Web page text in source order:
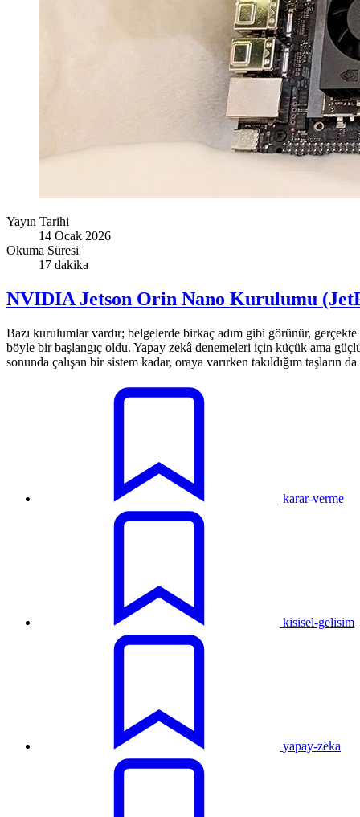
Yayın Tarihi
14 Ocak 2026
Okuma Süresi
17 dakika
NVIDIA Jetson Orin Nano Kurulumu
Bazı kurulumlar vardır; belgelerde birkaç adım gibi görünür,
böyle bir başlangıç oldu. Yapay zekâ denemeleri için küçük ama
sonunda çalışan bir sistem kadar, oraya varırken takıldığım taşların
karar-verme
kisisel-gelisim
yapay-zeka